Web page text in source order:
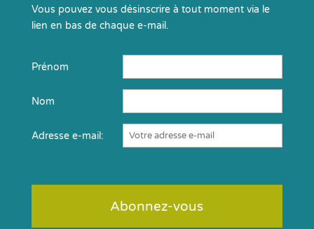
Vous pouvez vous désinscrire à tout moment via le
lien en bas de chaque e-mail.
Prénom
Nom
Adresse e-mail: